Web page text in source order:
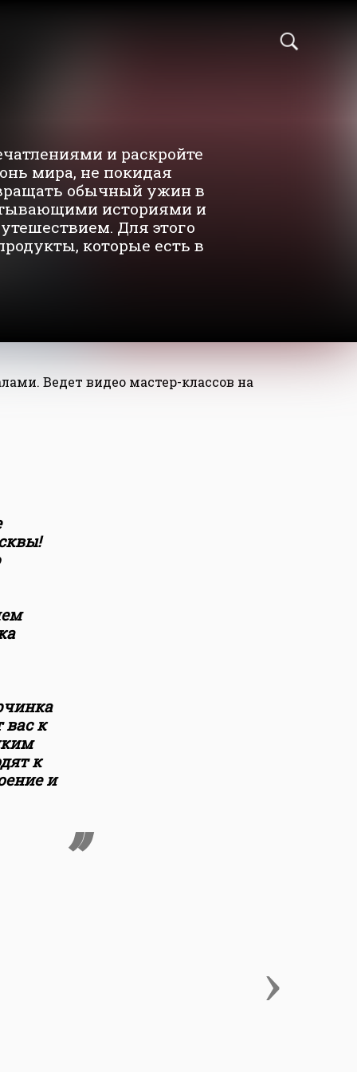
и раскройте
мира, не покидая
обычный ужин в
историями и
Для этого
которые есть в
Ведет видео мастер-классов на
вас к
к
и
›